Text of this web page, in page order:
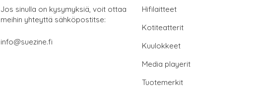
Jos sinulla on kysymyksiä, voit ottaa
meihin yhteyttä sähköpostitse:
info@suezine.fi
Hifilaitteet
Kotiteatterit
Kuulokkeet
Media playerit
Tuotemerkit